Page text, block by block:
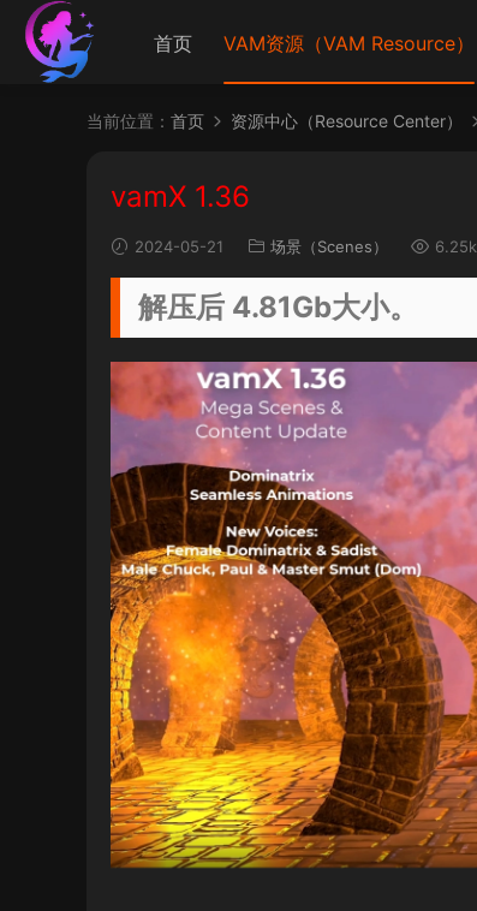
首页 VAM资源（VAM Resource）
当前位置： 首页 资源中心（Resource Center）
vamX 1.36
2024-05-21 场景（Scenes） 6.25k
解压后 4.81Gb大小。